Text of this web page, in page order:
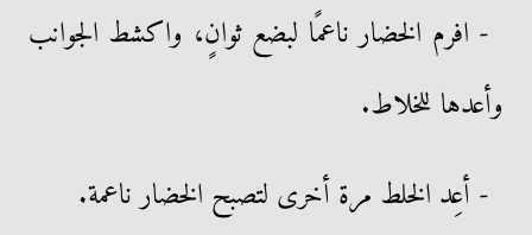
- افرم الخضار ناعمًا لبضع ثوانٍ، واكشط الجوانب
وأعدها للخلاط.
- أعِد الخلط مرة أخرى لتصبح الخضار ناعمة.